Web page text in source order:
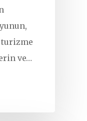
turizme
ve…